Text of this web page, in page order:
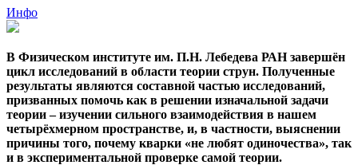
Инфо
В Физическом институте им. П.Н. Лебедева РАН завершён
цикл исследований в области теории струн. Полученные
результаты являются составной частью исследований,
призванных помочь как в решении изначальной задачи
теории – изучении сильного взаимодействия в нашем
четырёхмерном пространстве, и, в частности, выяснении
причины того, почему кварки «не любят одиночества», так
и в экспериментальной проверке самой теории.